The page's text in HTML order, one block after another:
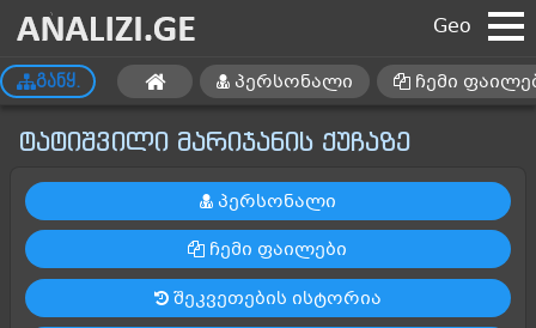
Geo
განყ. პერსონალი ჩემი
ტატიშვილი მარიჯანის ქუჩაზე
პერსონალი
ჩემი ფაილები
შეკვეთების ისტორია